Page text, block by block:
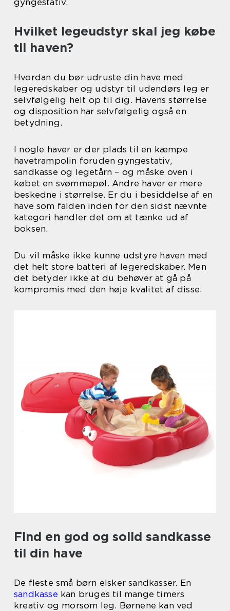
gyngestativ.
Hvilket legeudstyr skal jeg købe
til haven?
Hvordan du bør udruste din have med
legeredskaber og udstyr til udendørs leg er
selvfølgelig helt op til dig. Havens størrelse
og disposition har selvfølgelig også en
betydning.
I nogle haver er der plads til en kæmpe
havetrampolin foruden gyngestativ,
sandkasse og legetårn – og måske oven i
købet en svømmepøl. Andre haver er mere
beskedne i størrelse. Er du i besiddelse af en
have som falden inden for den sidst nævnte
kategori handler det om at tænke ud af
boksen.
Du vil måske ikke kunne udstyre haven med
det helt store batteri af legeredskaber. Men
det betyder ikke at du behøver at gå på
kompromis med den høje kvalitet af disse.
Find en god og solid sandkasse
til din have
De fleste små børn elsker sandkasser. En
sandkasse kan bruges til mange timers
kreativ og morsom leg. Børnene kan ved